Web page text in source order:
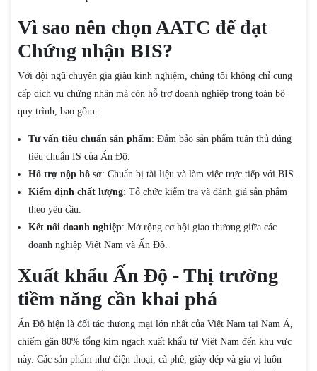
Vì sao nên chọn AATC để đạt
Chứng nhận BIS?
Với đội ngũ chuyên gia giàu kinh nghiệm, chúng tôi không chỉ cung
cấp dịch vụ chứng nhận mà còn hỗ trợ doanh nghiệp trong toàn bộ
quy trình, bao gồm:
Tư vấn tiêu chuẩn sản phẩm: Đảm bảo sản phẩm tuân thủ đúng
tiêu chuẩn IS của Ấn Độ.
Hỗ trợ nộp hồ sơ: Chuẩn bị tài liệu và làm việc trực tiếp với BIS.
Kiểm định chất lượng: Tổ chức kiểm tra và đánh giá sản phẩm
theo yêu cầu.
Kết nối doanh nghiệp: Mở rộng cơ hội giao thương giữa các
doanh nghiệp Việt Nam và Ấn Độ.
Xuất khẩu Ấn Độ - Thị trường
tiềm năng cần khai phá
Ấn Độ hiện là đối tác thương mại lớn nhất của Việt Nam tại Nam Á,
chiếm gần 80% tổng kim ngạch xuất khẩu từ Việt Nam đến khu vực
này. Các sản phẩm như điện thoại, cà phê, giày dép và gia vị luôn